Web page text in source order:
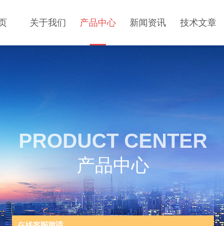
关于我们 产品中心 新闻资讯 技术文章
PRODUCT CENTER
产品中心